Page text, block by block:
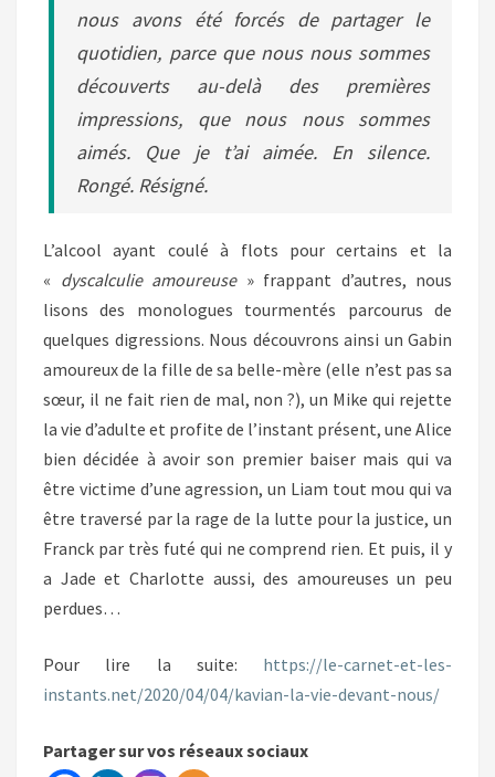
nous avons été forcés de partager le
quotidien, parce que nous nous sommes
découverts au-delà des premières
impressions, que nous nous sommes
aimés. Que je t’ai aimée. En silence.
Rongé. Résigné.
L’alcool ayant coulé à flots pour certains et la
« dyscalculie amoureuse» frappant d’autres, nous
lisons des monologues tourmentés parcourus de
quelques digressions. Nous découvrons ainsi un Gabin
amoureux de la fille de sa belle-mère (elle n’est pas sa
sœur, il ne fait rien de mal, non ?), un Mike qui rejette
la vie d’adulte et profite de l’instant présent, une Alice
bien décidée à avoir son premier baiser mais qui va
être victime d’une agression, un Liam tout mou qui va
être traversé par la rage de la lutte pour la justice, un
Franck par très futé qui ne comprend rien. Et puis, il y
a Jade et Charlotte aussi, des amoureuses un peu
perdues…
Pour lire la suite: https://le-carnet-et-les-
instants.net/2020/04/04/kavian-la-vie-devant-nous/
Partager sur vos réseaux sociaux